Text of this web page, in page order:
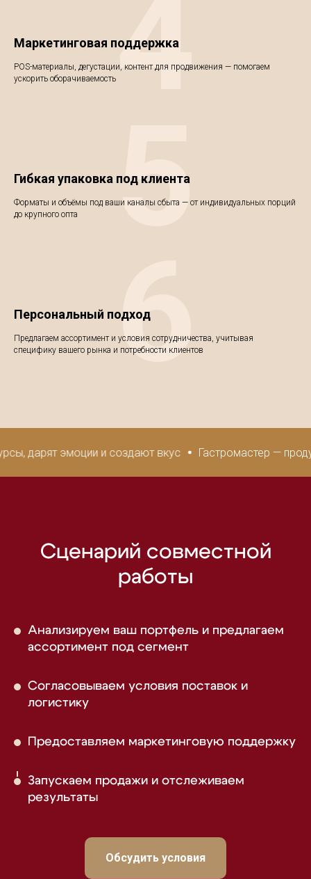
Маркетинговая поддержка
POS-материалы, дегустации, контент для продвижения — помогаем
ускорить оборачиваемость4
Гибкая упаковка под клиента
Форматы и объёмы под ваши каналы сбыта — от индивидуальных порций
до крупного опта
5
Персональный подход
Предлагаем ассортимент и условия сотрудничества, учитывая
специфику вашего рынка и потребности клиентов
6
дарят эмоции и создают вкус Гастромастер —
Сценарий совместной
работы
Анализируем ваш портфель и предлагаем
ассортимент под сегмент
Согласовываем условия поставок и
логистику
Предоставляем маркетинговую поддержку
Запускаем продажи и отслеживаем
результаты
Обсудить условия